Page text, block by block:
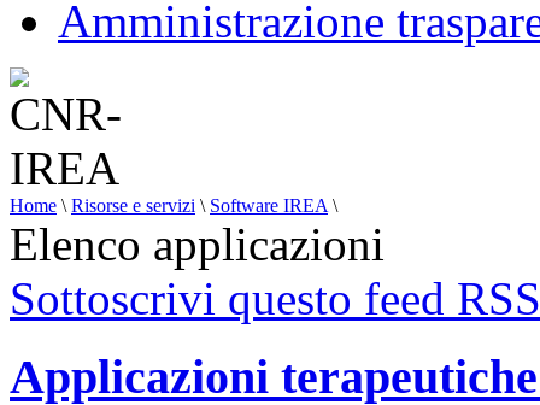
Amministrazione
Home \ Risorse e servizi \ Software IREA \
Elenco applicazioni
Sottoscrivi questo feed RSS
Applicazioni